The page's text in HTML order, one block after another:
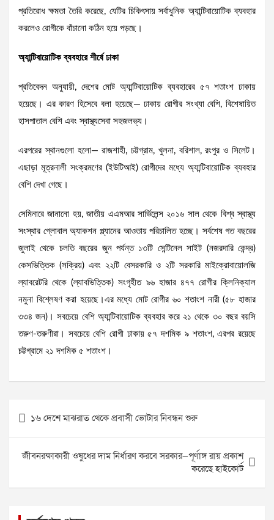
প্রতিরোধ ক্ষমতা তৈরি করেছে, যেটির চিকিৎসায় সর্বাধুনিক অ্যান্টিবায়োটিক ব্যবহার
করলেও রোগীকে বাঁচানো কঠিন হয়ে পড়ছে।
অ্যান্টিবায়োটিক ব্যবহারে শীর্ষে ঢাকা
প্রতিবেদন অনুযায়ী, দেশের মোট অ্যান্টিবায়োটিক ব্যবহারের ৫৭ শতাংশ ঢাকায়
হয়েছে। এর কারণ হিসেবে বলা হয়েছে— ঢাকায় রোগীর সংখ্যা বেশি, বিশেষায়িত
হাসপাতাল বেশি এবং স্বাস্থ্যসেবা সহজলভ্য।
এরপরের স্থানগুলো হলো— রাজশাহী, চট্টগ্রাম, খুলনা, বরিশাল, রংপুর ও সিলেট।
এছাড়া মূত্রনালী সংক্রমণের (ইউটিআই) রোগীদের মধ্যে অ্যান্টিবায়োটিক ব্যবহার
বেশি দেখা গেছে।
সেমিনারে জানানো হয়, জাতীয় এএমআর সার্ভিলেন্স ২০১৬ সাল থেকে বিশ্ব স্বাস্থ্য
সংস্থার গ্লোবাল অ্যাকশন প্ল্যানের আওতায় পরিচালিত হচ্ছে। সর্বশেষ গত বছরের
জুলাই থেকে চলতি বছরের জুন পর্যন্ত ১৩টি সেন্টিনেল সাইট (নজরদারি কেন্দ্র)
কেসভিত্তিক (সক্রিয়) এবং ২২টি বেসরকারি ও ২টি সরকারি মাইক্রোবায়োলজি
ল্যাবরেটরি থেকে (ল্যাবভিত্তিক) সংগৃহীত ৯৬ হাজার ৪৭৭ রোগীর ক্লিনিক্যাল
নমুনা বিশ্লেষণ করা হয়েছে।এর মধ্যে মোট রোগীর ৬০ শতাংশ নারী (৫৮ হাজার
৩৩৪ জন)। সবচেয়ে বেশি অ্যান্টিবায়োটিক ব্যবহার করে ২১ থেকে ৩০ বছর বয়সি
তরুণ-তরুণীরা। সবচেয়ে বেশি রোগী ঢাকায় ৫৭ দশমিক ৯ শতাংশ, এরপর রয়েছে
চট্টগ্রামে ২১ দশমিক ৫ শতাংশ।
Post
navigation
১৬ দেশে মাঝরাত থেকে প্রবাসী ভোটার নিবন্ধন শুরু
জীবনরক্ষাকারী ওষুধের দাম নির্ধারণ করবে সরকার—পূর্ণাঙ্গ রায় প্রকাশ
করেছে হাইকোর্ট